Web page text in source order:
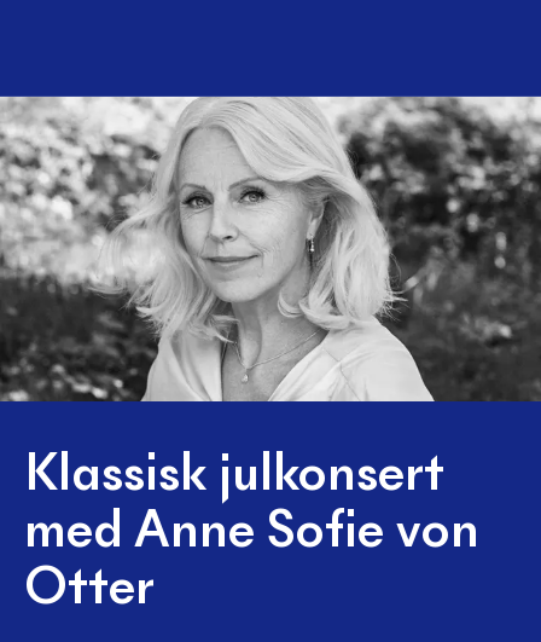
Klassisk julkonsert
med Anne Sofie von
Otter